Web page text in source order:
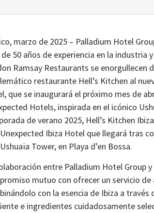
marzo de 2025 – Palladium Hotel
50 años de experiencia en la industria
Ramsay Restaurants se enorgullecen
restaurante Hell’s Kitchen al
que se inaugurará el próximo mes de
Hotels, inspirada en el icónico
de verano 2025, Hell’s Kitchen
Ibiza Hotel que llegará tras
Tower, en Playa d’en Bossa.
entre Palladium Hotel Group
mutuo con ofrecer un servicio
con la esencia de Ibiza a
e ingredientes cuidadosamente